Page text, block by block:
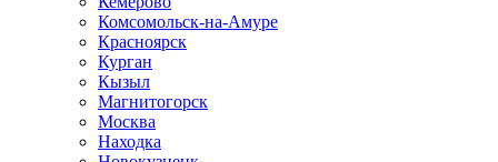
Комсомольск-на-Амуре
Красноярск
Курган
Кызыл
Магнитогорск
Москва
Находка